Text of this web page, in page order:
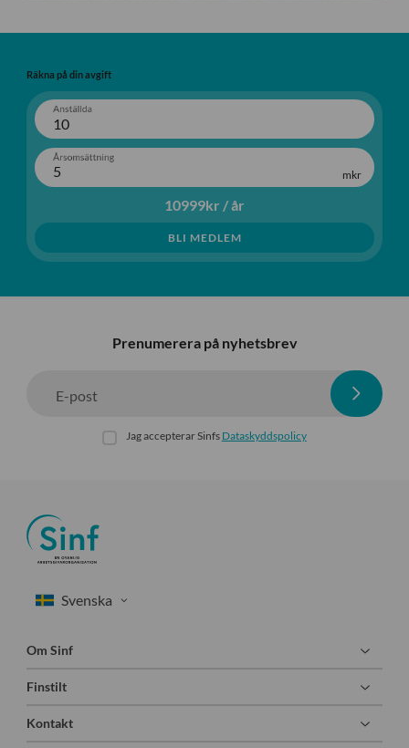
Räkna på din avgift
Anställda
Årsomsättning
10999kr / år
BLI MEDLEM
Prenumerera på nyhetsbrev
E-post
Jag accepterar Sinfs Dataskyddspolicy
Om Sinf
Finstilt
Kontakt